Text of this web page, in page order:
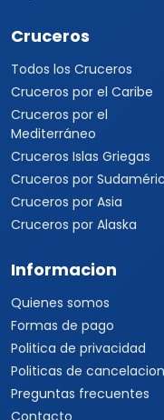
Cruceros
Todos los Cruceros
Cruceros por el Caribe
Cruceros por el
Mediterráneo
Cruceros Islas Griegas
Cruceros por
Cruceros por Asia
Cruceros por Alaska
Informacion
Quienes somos
Formas de pago
Politica de privacidad
Politicas de cancelacion
Preguntas frecuentes
Contacto